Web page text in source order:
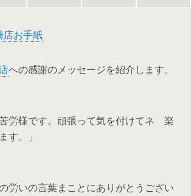
への感謝のメッセージを紹介します。
苦労様です。頑張って気を付けてネ 楽
す。」
労いの言葉まことにありがとうござい